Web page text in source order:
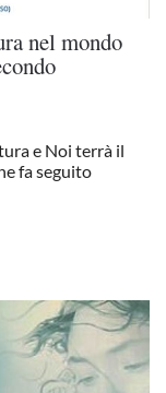
nel mondo
e Noi terrà il
fa seguito